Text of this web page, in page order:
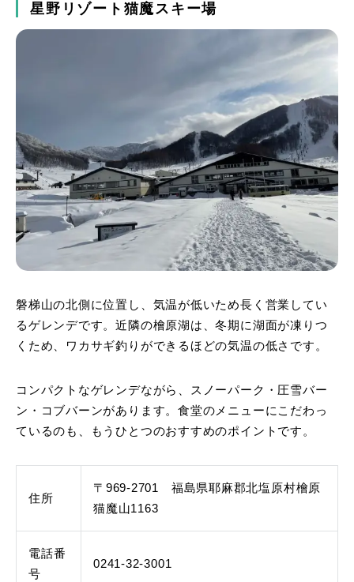
星野リゾート猫魔スキー場
磐梯山の北側に位置し、気温が低いため長く営業してい
るゲレンデです。近隣の檜原湖は、冬期に湖面が凍りつ
くため、ワカサギ釣りができるほどの気温の低さです。
コンパクトなゲレンデながら、スノーパーク・圧雪バー
ン・コブバーンがあります。食堂のメニューにこだわっ
ているのも、もうひとつのおすすめのポイントです。
住所
〒969-2701 福島県耶麻郡北塩原村檜原
猫魔山1163
電話番
号
0241-32-3001